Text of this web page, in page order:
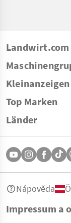
Landwirt.com
Kleinanzeigen
Top Marken
Länder
Impressum a
Nápověda